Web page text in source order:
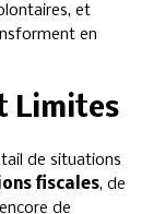
et
en
Limites
de situations
fiscales, de
de